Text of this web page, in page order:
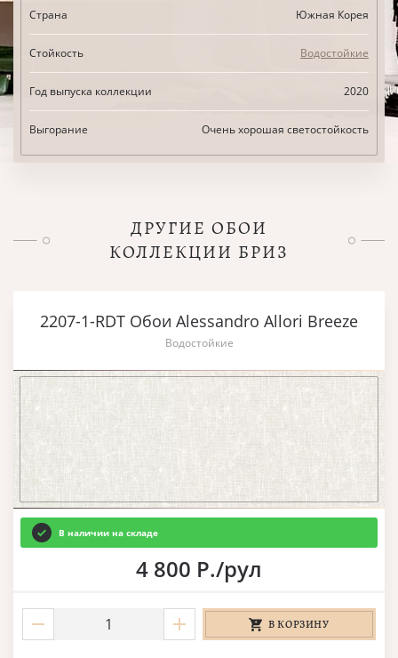
Страна Южная Корея
Стойкость Водостойкие
Год выпуска коллекции 2020
Выгорание Очень хорошая светостойкость
ДРУГИЕ ОБОИ
КОЛЛЕКЦИИ БРИЗ
2207-1-RDT Обои Alessandro Allori Breeze
Водостойкие
В наличии на складе
4 800 Р./рул
В КОРЗИНУ